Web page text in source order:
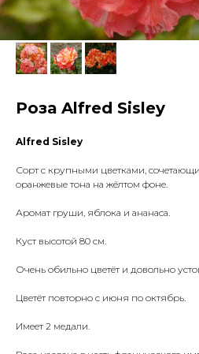
Роза Alfred Sisley
Alfred Sisley
Сорт с крупными цветками,
оранжевые тона на жёлтом фоне.
Аромат груши, яблока и ананаса.
Куст высотой 80 см.
Очень обильно цветёт и довольно
Цветёт повторно с июня по октябрь.
Имеет 2 медали.